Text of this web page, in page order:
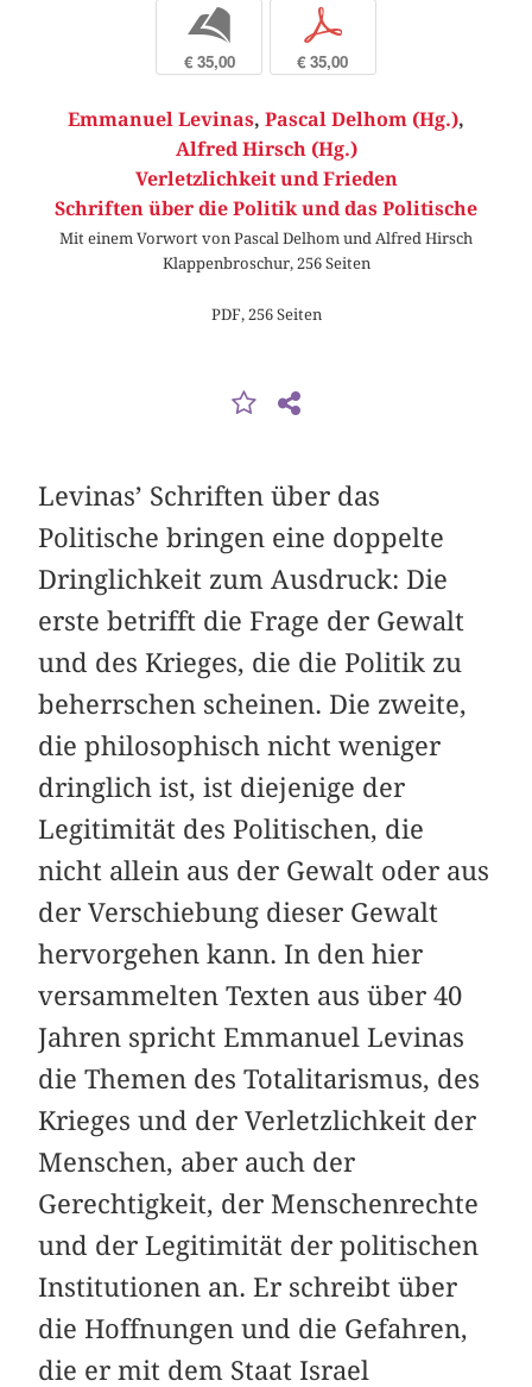
b
€ 35,00
p
€ 35,00
Emmanuel Levinas, Pascal Delhom (Hg.),
Alfred Hirsch (Hg.)
Verletzlichkeit und Frieden
Schriften über die Politik und das Politische
Mit einem Vorwort von Pascal Delhom und Alfred Hirsch
Klappenbroschur, 256 Seiten
PDF, 256 Seiten
Levinas’ Schriften über das
Politische bringen eine doppelte
Dringlichkeit zum Ausdruck: Die
erste betrifft die Frage der Gewalt
und des Krieges, die die Politik zu
beherrschen scheinen. Die zweite,
die philosophisch nicht weniger
dringlich ist, ist diejenige der
Legitimität des Politischen, die
nicht allein aus der Gewalt oder aus
der Verschiebung dieser Gewalt
hervorgehen kann. In den hier
versammelten Texten aus über 40
Jahren spricht Emmanuel Levinas
die Themen des Totalitarismus, des
Krieges und der Verletzlichkeit der
Menschen, aber auch der
Gerechtigkeit, der Menschenrechte
und der Legitimität der politischen
Institutionen an. Er schreibt über
die Hoffnungen und die Gefahren,
die er mit dem Staat Israel